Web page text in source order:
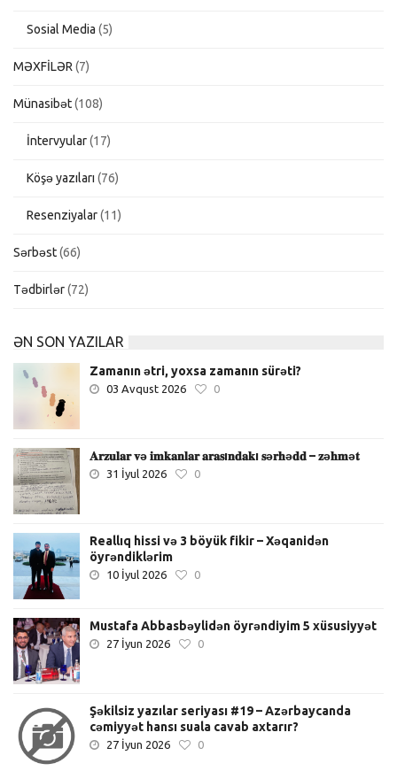
Sosial Media (5)
MƏXFİLƏR (7)
Münasibət(108)
İntervyular(17)
Köşə yazıları (76)
Resenziyalar(11)
Sərbəst(66)
Tədbirlər(72)
ƏN SON YAZILAR
Zamanın ətri, yoxsa zamanın sürəti?
03 Avqust 2026 0
𝐀𝐫𝐳𝐮𝐥𝐚𝐫 𝐯ə 𝐢𝐦𝐤𝐚𝐧𝐥𝐚𝐫 𝐚𝐫𝐚𝐬ı𝐧𝐝𝐚𝐤ı 𝐬ə𝐫𝐡ə𝐝𝐝 – 𝐳ə𝐡𝐦ə𝐭
31 İyul 2026 0
Reallıq hissi və 3 böyük fikir – Xəqanidən
öyrəndiklərim
10 İyul 2026 0
Mustafa Abbasbəylidən öyrəndiyim 5 xüsusiyyət
27 İyun 2026 0
Şəkilsiz yazılar seriyası #19 – Azərbaycanda
cəmiyyət hansı suala cavab axtarır?
27 İyun 2026 0